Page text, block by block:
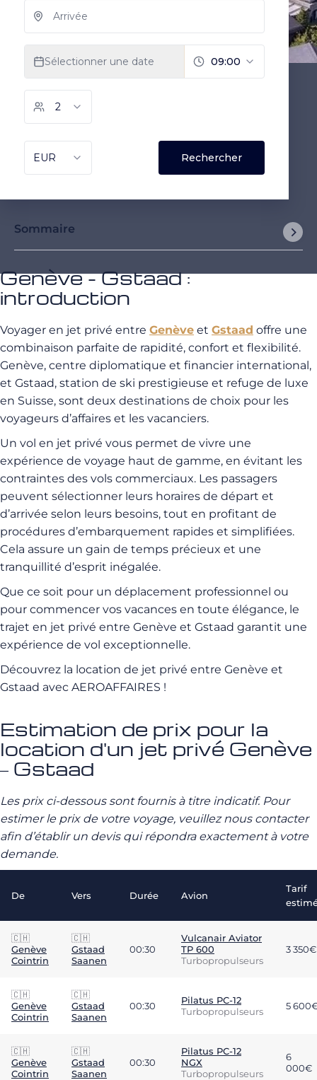
Sommaire
Genève - Gstaad :
introduction
Voyager en jet privé entre Genève et Gstaad offre une
combinaison parfaite de rapidité, confort et flexibilité.
Genève, centre diplomatique et financier international,
et Gstaad, station de ski prestigieuse et refuge de luxe
en Suisse, sont deux destinations de choix pour les
voyageurs d’affaires et les vacanciers.
Un vol en jet privé vous permet de vivre une
expérience de voyage haut de gamme, en évitant les
contraintes des vols commerciaux. Les passagers
peuvent sélectionner leurs horaires de départ et
d’arrivée selon leurs besoins, tout en profitant de
procédures d’embarquement rapides et simplifiées.
Cela assure un gain de temps précieux et une
tranquillité d’esprit inégalée.
Que ce soit pour un déplacement professionnel ou
pour commencer vos vacances en toute élégance, le
trajet en jet privé entre Genève et Gstaad garantit une
expérience de vol exceptionnelle.
Découvrez la location de jet privé entre Genève et
Gstaad avec AEROAFFAIRES !
Estimation de prix pour la
location d'un jet privé Genève
– Gstaad
Les prix ci-dessous sont fournis à titre indicatif. Pour
estimer le prix de votre voyage, veuillez nous contacter
afin d’établir un devis qui répondra exactement à votre
demande.
De Vers Durée Avion
Tarif
🇨🇭
Genève
Cointrin
🇨🇭
Gstaad
Saanen
00:30
Vulcanair Aviator
TP 600
Turbopropulseurs
3 350€
🇨🇭
Genève
Cointrin
🇨🇭
Gstaad
Saanen
00:30
Pilatus PC-12
Turbopropulseurs
5
🇨🇭
Genève
Cointrin
🇨🇭
Gstaad
Saanen
00:30
Pilatus PC-12
NGX
Turbopropulseurs
6
000€